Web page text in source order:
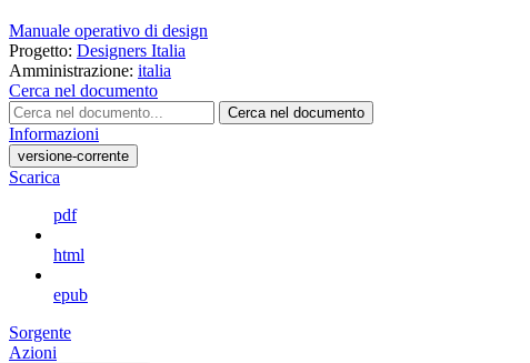
Manuale operativo di design
Progetto: Designers Italia
Amministrazione: italia
Cerca nel documento
Cerca nel documento
Informazioni
versione-corrente
Scarica
pdf
html
epub
Sorgente
Azioni